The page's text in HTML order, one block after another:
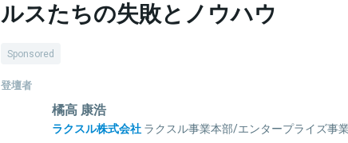
ルスたちの失敗とノウハウ
Sponsored
登壇者
橘高 康浩
ラクスル株式会社 ラクスル事業本部/エンタープライズ事